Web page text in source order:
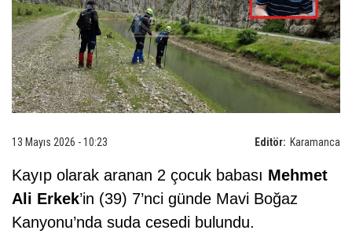
Editör: Karamanca
13 Mayıs 2026 - 10:23
Kayıp olarak aranan 2 çocuk babası Mehmet
Ali Erkek’in (39) 7’nci günde Mavi Boğaz
Kanyonu’nda suda cesedi bulundu.